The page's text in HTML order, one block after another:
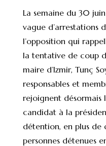
La semaine du 30
vague d’arrestations
l’opposition qui
la tentative de coup
maire d’Izmir, Tunç
responsables et
rejoignent désormais
candidat à la
détention, en plus de
personnes détenues